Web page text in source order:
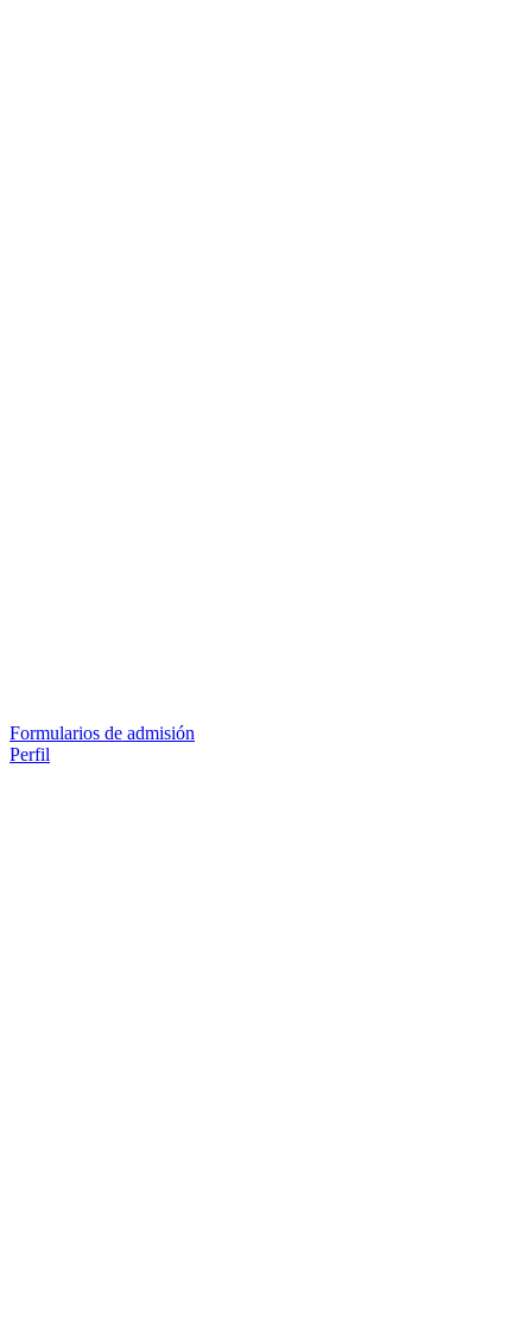
Formularios de admisión
Perfil